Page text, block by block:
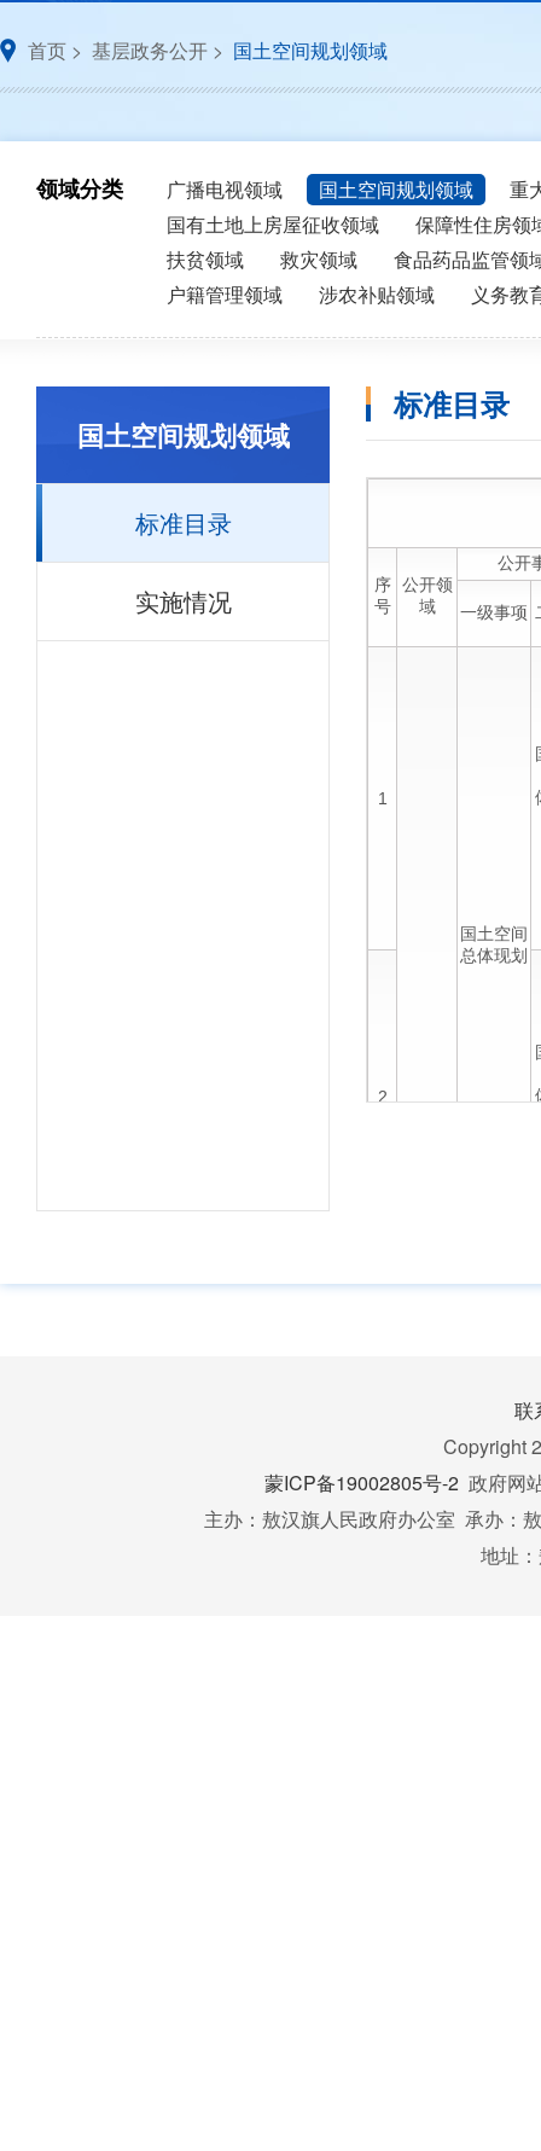
首页 > 基层政务公开 > 国土空间规划领域
领域分类 广播电视领域 国土空间规划领域
重
国有土地上房屋征收领域
保障性住房领
扶贫领域
救灾领域
食品药品监管领
户籍管理领域
涉农补贴领域 义务教
国土空间规划领域
标准目录
实施情况
标准目录
序
号
公开领
域
公开
一级事项
1
国土空间
总体现划
2
国土空间
(含村庄
联
Copyright
蒙ICP备19002805号-2 政府网
主办：敖汉旗人民政府办公室 承办：
地址